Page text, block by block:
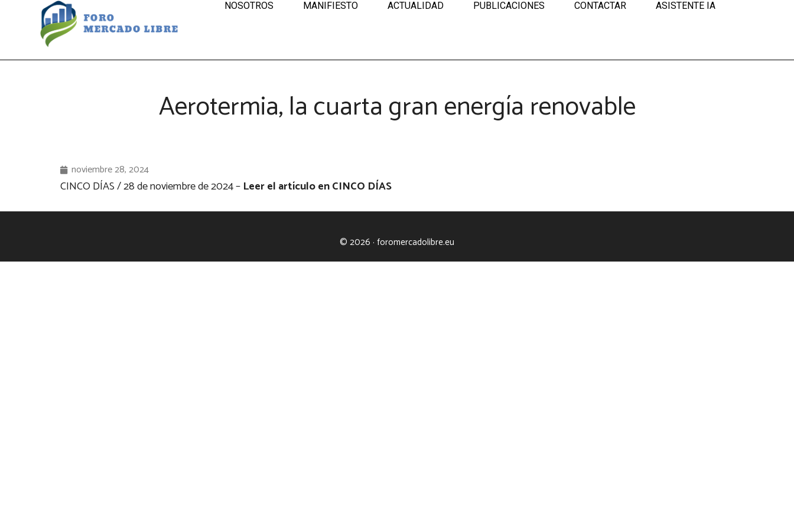
NOSOTROS MANIFIESTO ACTUALIDAD PUBLICACIONES CONTACTAR ASISTENTE IA
Aerotermia, la cuarta gran energía renovable
noviembre 28, 2024
CINCO DÍAS / 28 de noviembre de 2024 – Leer el artículo enCINCO DÍAS
© 2026 · foromercadolibre.eu